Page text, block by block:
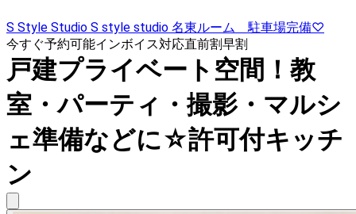
S Style Studio S style studio 名東ルーム 駐車場完備♡
今すぐ予約可能インボイス対応直前割早割
戸建プライベート空間！教
室・パーティ・撮影・マルシ
ェ準備などに☆許可付キッチ
ン